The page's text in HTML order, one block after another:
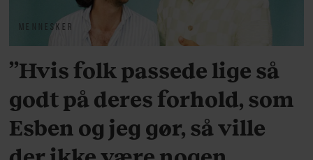
MENNESKER
”Hvis folk passede lige så
godt på deres forhold, som
Esben og jeg gør, så ville